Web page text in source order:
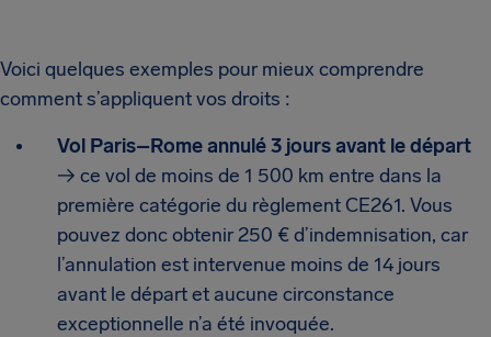
Voici quelques exemples pour mieux comprendre
comment s’appliquent vos droits :
Vol Paris–Rome annulé 3 jours avant le départ
→ ce vol de moins de 1 500 km entre dans la
première catégorie du règlement CE261. Vous
pouvez donc obtenir 250 € d’indemnisation, car
l’annulation est intervenue moins de 14 jours
avant le départ et aucune circonstance
exceptionnelle n’a été invoquée.